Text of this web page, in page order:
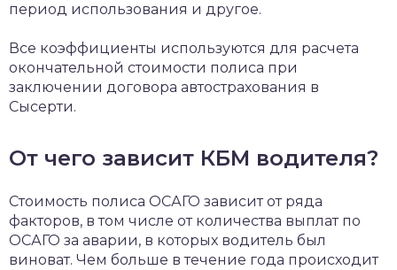
период использования и другое.
Все коэффициенты используются для расчета
окончательной стоимости полиса при
заключении договора автострахования в
Сысерти.
От чего зависит КБМ водителя?
Стоимость полиса ОСАГО зависит от ряда
факторов, в том числе от количества выплат по
ОСАГО за аварии, в которых водитель был
виноват. Чем больше в течение года происходит